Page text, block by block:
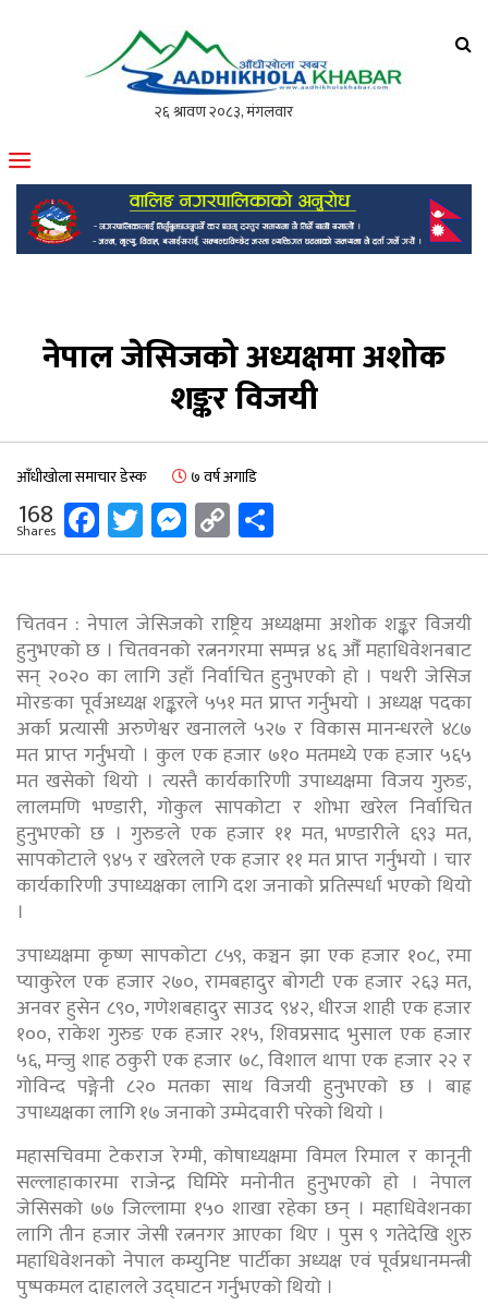
मोफसलकै लोकप्रिय अनलाइन पत्रिका
नेपाल जेसिजको अध्यक्षमा अशोक
शङ्कर विजयी
आँधीखोला समाचार डेस्क ७ वर्ष अगाडि
168
Shares Facebook
Twitter
Messenger
Copy
Link
चितवन : नेपाल जेसिजको राष्ट्रिय अध्यक्षमा अशोक शङ्कर विजयी
हुनुभएको छ । चितवनको रत्ननगरमा सम्पन्न ४६ औँ महाधिवेशनबाट
सन् २०२० का लागि उहाँ निर्वाचित हुनुभएको हो । पथरी जेसिज
मोरङका पूर्वअध्यक्ष शङ्करले ५५१ मत प्राप्त गर्नुभयो । अध्यक्ष पदका
अर्का प्रत्यासी अरुणेश्वर खनालले ५२७ र विकास मानन्धरले ४८७
मत प्राप्त गर्नुभयो । कुल एक हजार ७१० मतमध्ये एक हजार ५६५
मत खसेको थियो । त्यस्तै कार्यकारिणी उपाध्यक्षमा विजय गुरुङ,
लालमणि भण्डारी, गोकुल सापकोटा र शोभा खरेल निर्वाचित
हुनुभएको छ । गुरुङले एक हजार ११ मत, भण्डारीले ६९३ मत,
सापकोटाले ९४५ र खरेलले एक हजार ११ मत प्राप्त गर्नुभयो । चार
कार्यकारिणी उपाध्यक्षका लागि दश जनाको प्रतिस्पर्धा भएको थियो
।
उपाध्यक्षमा कृष्ण सापकोटा ८५९, कञ्चन झा एक हजार १०८, रमा
प्याकुरेल एक हजार २७०, रामबहादुर बोगटी एक हजार २६३ मत,
अनवर हुसेन ८९०, गणेशबहादुर साउद ९४२, धीरज शाही एक हजार
१००, राकेश गुरुङ एक हजार २१५, शिवप्रसाद भुसाल एक हजार
५६, मन्जु शाह ठकुरी एक हजार ७८, विशाल थापा एक हजार २२ र
गोविन्द पङ्गेनी ८२० मतका साथ विजयी हुनुभएको छ । बाह्र
उपाध्यक्षका लागि १७ जनाको उम्मेदवारी परेको थियो ।
महासचिवमा टेकराज रेग्मी, कोषाध्यक्षमा विमल रिमाल र कानूनी
सल्लाहाकारमा राजेन्द्र घिमिरे मनोनीत हुनुभएको हाे । नेपाल
जेसिसको ७७ जिल्लामा १५० शाखा रहेका छन् । महाधिवेशनका
लागि तीन हजार जेसी रत्ननगर आएका थिए । पुस ९ गतेदेखि शुरु
महाधिवेशनको नेपाल कम्युनिष्ट पार्टीका अध्यक्ष एवं पूर्वप्रधानमन्त्री
पुष्पकमल दाहालले उद्घाटन गर्नुभएको थियो ।